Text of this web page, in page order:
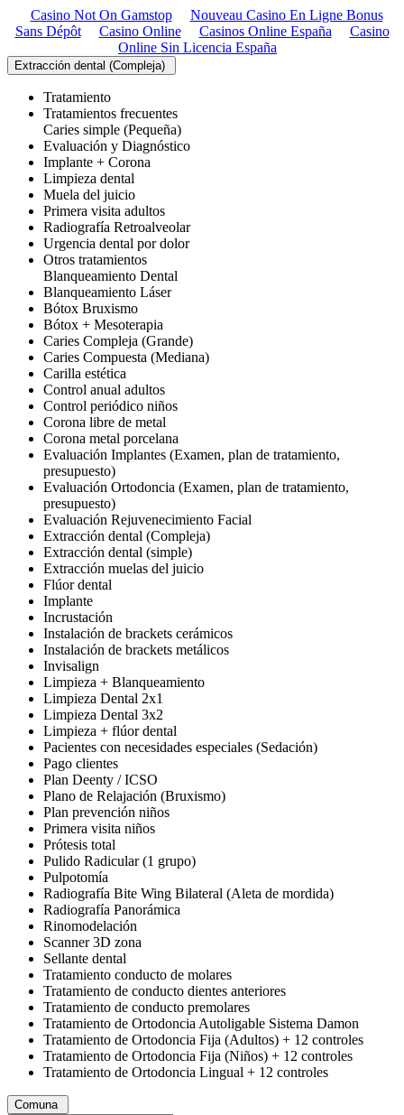
Casino Not On Gamstop
Nouveau Casino En Ligne Bonus
Sans Dépôt
Casino Online Casinos Online España
Casino
Online Sin Licencia España
Extracción dental (Compleja)
Tratamiento
Tratamientos frecuentes
Caries simple (Pequeña)
Evaluación y Diagnóstico
Implante + Corona
Limpieza dental
Muela del juicio
Primera visita adultos
Radiografía Retroalveolar
Urgencia dental por dolor
Otros tratamientos
Blanqueamiento Dental
Blanqueamiento Láser
Bótox Bruxismo
Bótox + Mesoterapia
Caries Compleja (Grande)
Caries Compuesta (Mediana)
Carilla estética
Control anual adultos
Control periódico niños
Corona libre de metal
Corona metal porcelana
Evaluación Implantes (Examen, plan de tratamiento,
presupuesto)
Evaluación Ortodoncia (Examen, plan de tratamiento,
presupuesto)
Evaluación Rejuvenecimiento Facial
Extracción dental (Compleja)
Extracción dental (simple)
Extracción muelas del juicio
Flúor dental
Implante
Incrustación
Instalación de brackets cerámicos
Instalación de brackets metálicos
Invisalign
Limpieza + Blanqueamiento
Limpieza Dental 2x1
Limpieza Dental 3x2
Limpieza + flúor dental
Pacientes con necesidades especiales (Sedación)
Pago clientes
Plan Deenty / ICSO
Plano de Relajación (Bruxismo)
Plan prevención niños
Primera visita niños
Prótesis total
Pulido Radicular (1 grupo)
Pulpotomía
Radiografía Bite Wing Bilateral (Aleta de mordida)
Radiografía Panorámica
Rinomodelación
Scanner 3D zona
Sellante dental
Tratamiento conducto de molares
Tratamiento de conducto dientes anteriores
Tratamiento de conducto premolares
Tratamiento de Ortodoncia Autoligable Sistema Damon
Tratamiento de Ortodoncia Fija (Adultos) + 12 controles
Tratamiento de Ortodoncia Fija (Niños) + 12 controles
Tratamiento de Ortodoncia Lingual + 12 controles
Comuna